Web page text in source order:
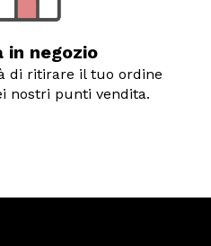
in negozio
di ritirare il tuo ordine
nostri punti vendita.